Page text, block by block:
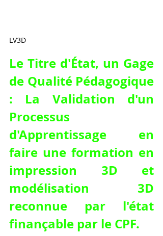
LV3D
Le Titre d'État, un Gage
de Qualité Pédagogique
: La Validation d'un
Processus
faire une formation en
impression 3D et
modélisation 3D
reconnue par l'état
finançable par le CPF.